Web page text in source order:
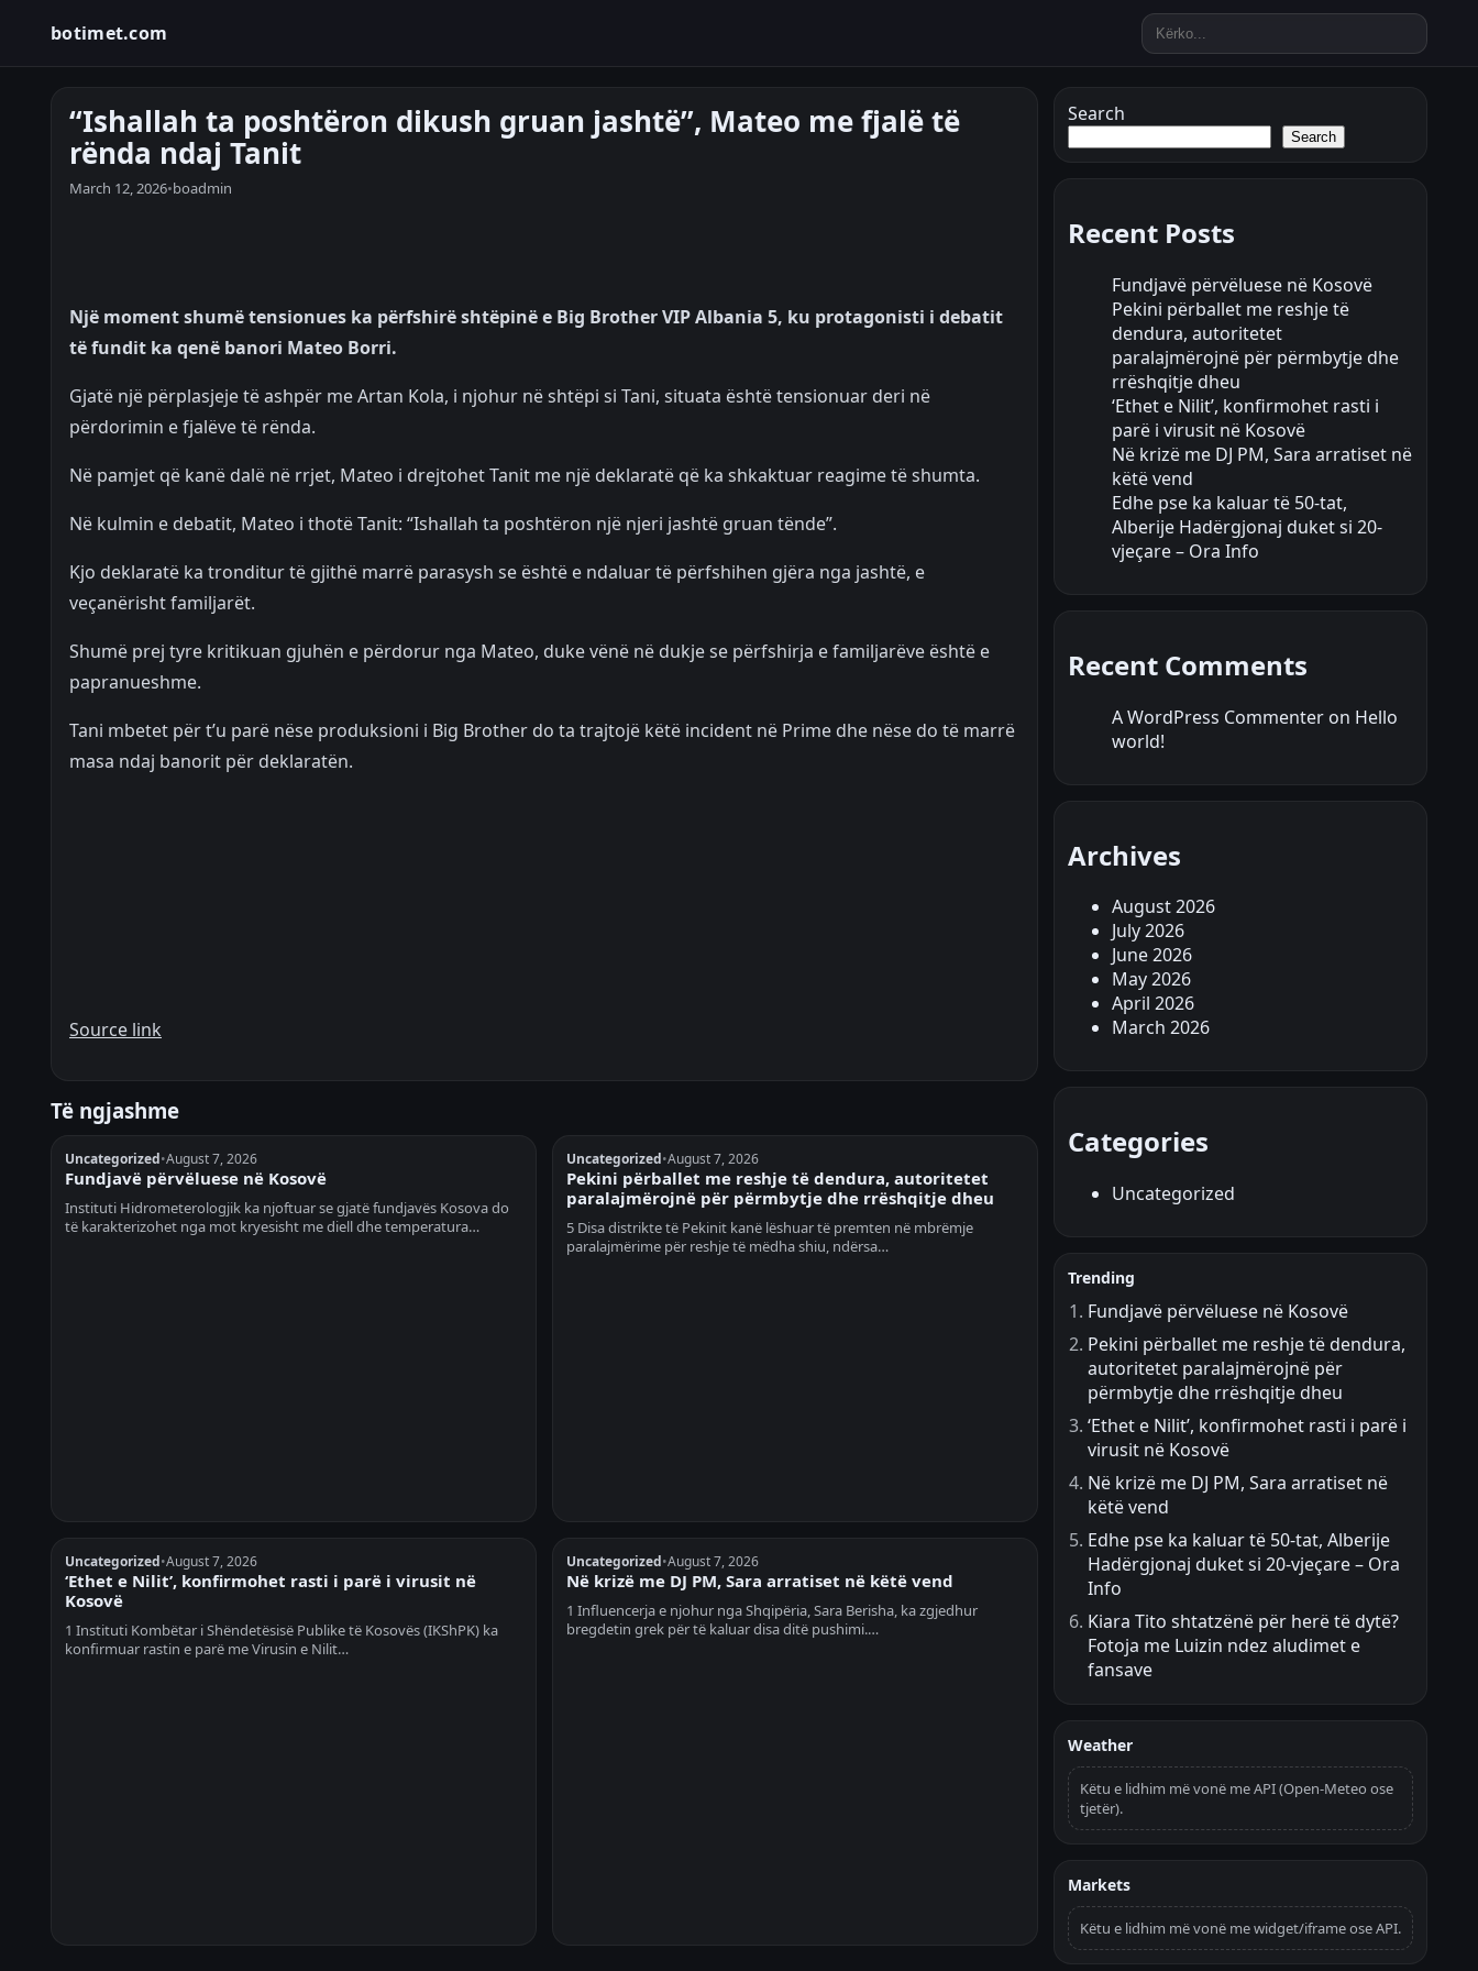
botimet.com
“Ishallah ta poshtëron dikush gruan jashtë”, Mateo me fjalë të
rënda ndaj Tanit
March 12, 2026•boadmin
Një moment shumë tensionues ka përfshirë shtëpinë e Big Brother VIP Albania 5, ku protagonisti i debatit
të fundit ka qenë banori Mateo Borri.
Gjatë një përplasjeje të ashpër me Artan Kola, i njohur në shtëpi si Tani, situata është tensionuar deri në
përdorimin e fjalëve të rënda.
Në pamjet që kanë dalë në rrjet, Mateo i drejtohet Tanit me një deklaratë që ka shkaktuar reagime të shumta.
Në kulmin e debatit, Mateo i thotë Tanit: “Ishallah ta poshtëron një njeri jashtë gruan tënde”.
Kjo deklaratë ka tronditur të gjithë marrë parasysh se është e ndaluar të përfshihen gjëra nga jashtë, e
veçanërisht familjarët.
Shumë prej tyre kritikuan gjuhën e përdorur nga Mateo, duke vënë në dukje se përfshirja e familjarëve është e
papranueshme.
Tani mbetet për t’u parë nëse produksioni i Big Brother do ta trajtojë këtë incident në Prime dhe nëse do të marrë
masa ndaj banorit për deklaratën.
Source link
Të ngjashme
Uncategorized•August 7, 2026
Fundjavë përvëluese në Kosovë
Instituti Hidrometerologjik ka njoftuar se gjatë fundjavës Kosova do
të karakterizohet nga mot kryesisht me diell dhe temperatura…
Uncategorized•August 7, 2026
Pekini përballet me reshje të dendura, autoritetet
paralajmërojnë për përmbytje dhe rrëshqitje dheu
5 Disa distrikte të Pekinit kanë lëshuar të premten në mbrëmje
paralajmërime për reshje të mëdha shiu, ndërsa…
Uncategorized•August 7, 2026
‘Ethet e Nilit’, konfirmohet rasti i parë i virusit në
Kosovë
1 Instituti Kombëtar i Shëndetësisë Publike të Kosovës (IKShPK) ka
konfirmuar rastin e parë me Virusin e Nilit…
Uncategorized•August 7, 2026
Në krizë me DJ PM, Sara arratiset në këtë vend
1 Influencerja e njohur nga Shqipëria, Sara Berisha, ka zgjedhur
bregdetin grek për të kaluar disa ditë pushimi.…
Search
Search
Recent Posts
Fundjavë përvëluese në Kosovë
Pekini përballet me reshje të
dendura, autoritetet
paralajmërojnë për përmbytje dhe
rrëshqitje dheu
‘Ethet e Nilit’, konfirmohet rasti i
parë i virusit në Kosovë
Në krizë me DJ PM, Sara arratiset në
këtë vend
Edhe pse ka kaluar të 50-tat,
Alberije Hadërgjonaj duket si 20-
vjeçare – Ora Info
Recent Comments
A WordPress Commenter on Hello
world!
Archives
August 2026
July 2026
June 2026
May 2026
April 2026
March 2026
Categories
Uncategorized
Trending
Fundjavë përvëluese në Kosovë
Pekini përballet me reshje të dendura,
autoritetet paralajmërojnë për
përmbytje dhe rrëshqitje dheu
‘Ethet e Nilit’, konfirmohet rasti i parë i
virusit në Kosovë
Në krizë me DJ PM, Sara arratiset në
këtë vend
Edhe pse ka kaluar të 50-tat, Alberije
Hadërgjonaj duket si 20-vjeçare – Ora
Info
Kiara Tito shtatzënë për herë të dytë?
Fotoja me Luizin ndez aludimet e
fansave
Weather
Këtu e lidhim më vonë me API (Open-Meteo ose
tjetër).
Markets
Këtu e lidhim më vonë me widget/iframe ose API.